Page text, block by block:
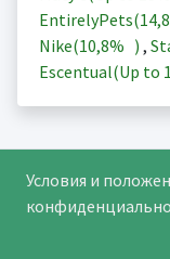
EntirelyPets(
Nike(10,8% ) ,
Escentual(Up to
Условия и